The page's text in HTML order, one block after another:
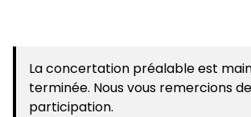
La concertation préalable est
terminée. Nous vous remercions
participation.